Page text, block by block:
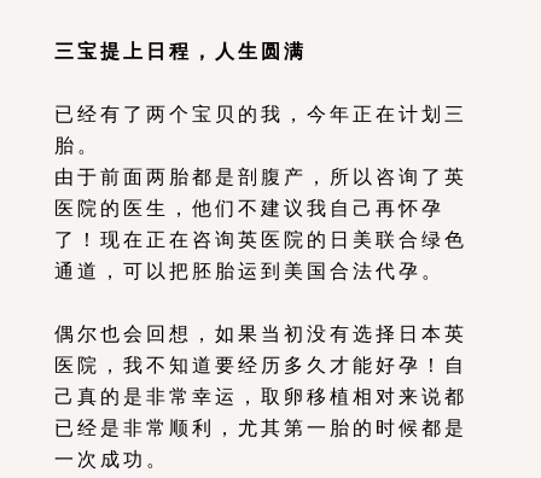
三宝提上日程，人生圆满
已经有了两个宝贝的我，今年正在计划三
胎。
由于前面两胎都是剖腹产，所以咨询了英
医院的医生，他们不建议我自己再怀孕
了！现在正在咨询英医院的日美联合绿色
通道，可以把胚胎运到美国合法代孕。
偶尔也会回想，如果当初没有选择日本英
医院，我不知道要经历多久才能好孕！自
己真的是非常幸运，取卵移植相对来说都
已经是非常顺利，尤其第一胎的时候都是
一次成功。